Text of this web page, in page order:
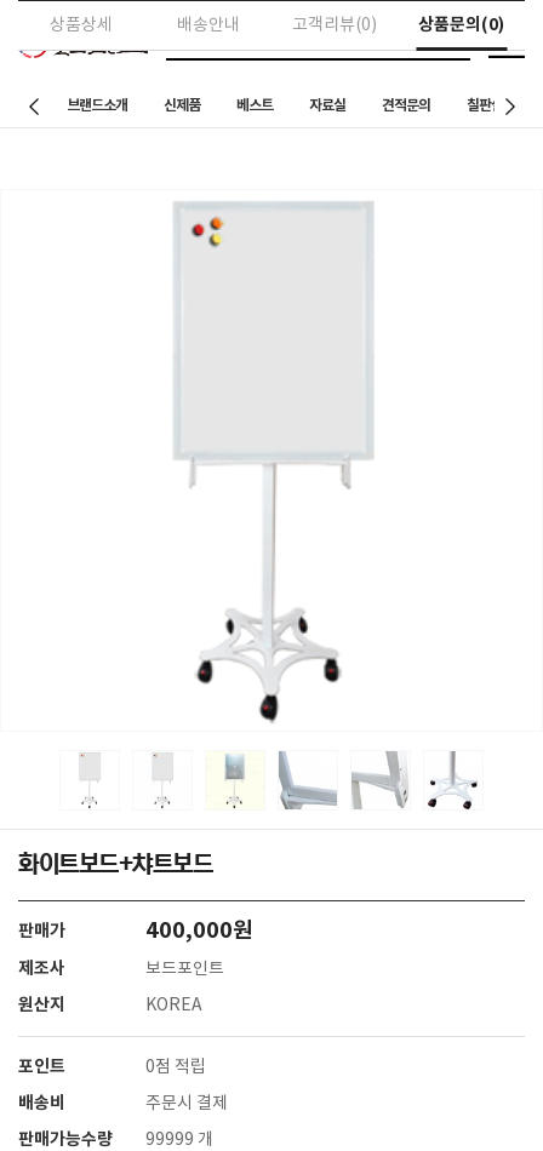
브랜드소개 신제품 베스트 자료실 견적문의 칠판설치 사례
화이트보드+챠트보드
판매가 400,000원
제조사 보드포인트
원산지 KOREA
포인트 0점 적립
배송비 주문시 결제
판매가능수량 99999 개
상품상세 배송안내 고객리뷰(0) 상품문의(0)